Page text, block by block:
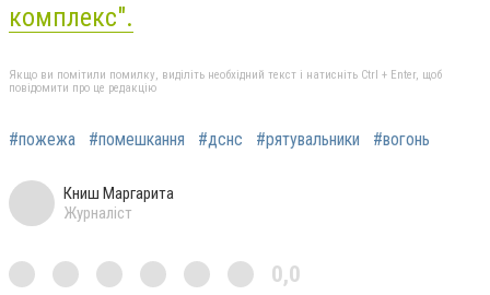
комплекс".
Якщо ви помітили помилку, виділіть необхідний текст і натисніть Ctrl + Enter, щоб
повідомити про це редакцію
#пожежа #помешкання #дснс #рятувальники #вогонь
Книш Маргарита
Журналіст
0,0